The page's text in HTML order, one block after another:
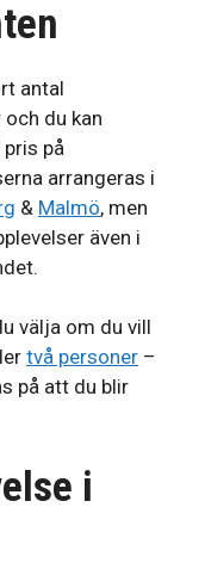
antal
du kan
på
arrangeras i
& Malmö, men
även i
välja om du vill
två personer –
på att du blir
i